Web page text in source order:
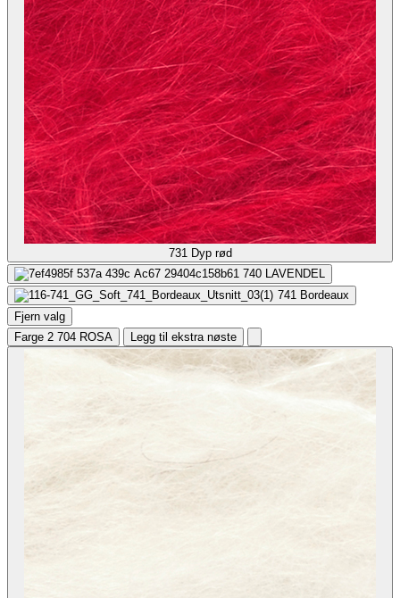
731 Dyp rød
740 LAVENDEL
741 Bordeaux
Fjern valg
Farge 2 704 ROSA Legg til ekstra nøste